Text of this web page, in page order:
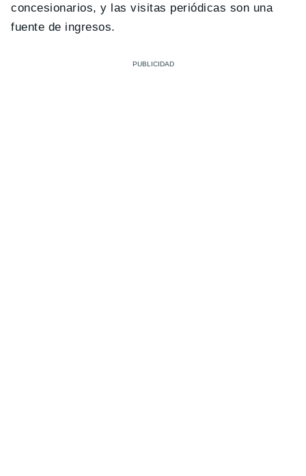
concesionarios, y las visitas periódicas son una
fuente de ingresos.